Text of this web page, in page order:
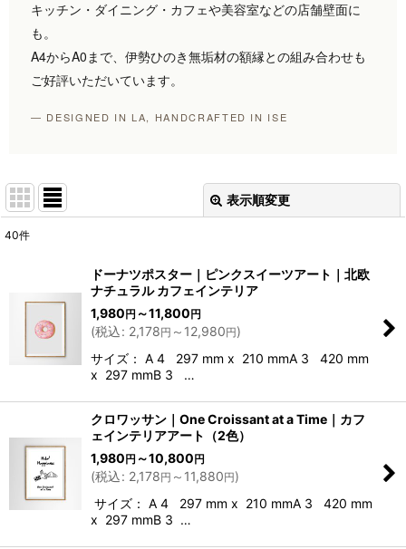
キッチン・ダイニング・カフェや美容室などの店舗壁面に
も。
A4からA0まで、伊勢ひのき無垢材の額縁との組み合わせも
ご好評いただいています。
— DESIGNED IN LA, HANDCRAFTED IN ISE
表示順変更
並び順:
40件
ドーナツポスター｜ピンクスイーツアート｜北欧
ナチュラル カフェインテリア
1,980円 ～11,800円
(税込: 2,178円 ～12,980円)
サイズ： A 4 297 mm x 210 mmA 3 420 mm
x 297 mmB 3 …
クロワッサン｜One Croissant at a Time｜カフ
ェインテリアアート（2色）
1,980円 ～10,800円
(税込: 2,178円 ～11,880円)
サイズ： A 4 297 mm x 210 mmA 3 420 mm
x 297 mmB 3 …